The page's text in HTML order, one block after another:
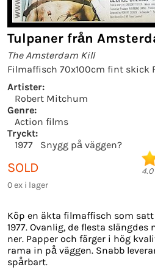
Tulpaner från
The Amsterdam Kill
Filmaffisch 70x100cm fint skick
Artister:
Robert Mitchum
Genre:
Action films
Tryckt:
1977
Snygg på väggen?
SOLD
0 ex i lager
4.0
Köp en äkta filmaffisch som
1977. Ovanlig, de flesta
ner. Papper och färger i hög
rama in på väggen. Snabb
spårbart.